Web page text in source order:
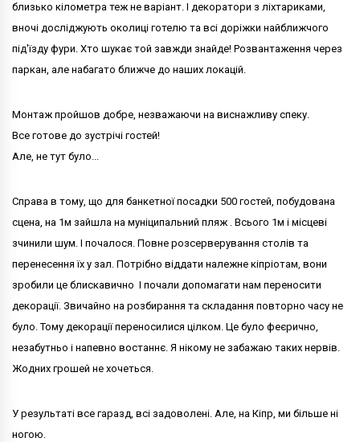
близько кілометра теж не варіант. І декоратори з ліхтариками,
вночі досліджують околиці готелю та всі доріжки найближчого
під'їзду фури. Хто шукає той завжди знайде! Розвантаження через
паркан, але набагато ближче до наших локацій.
Монтаж пройшов добре, незважаючи на виснажливу спеку.
Все готове до зустрічі гостей!
Але, не тут було...
Справа в тому, що для банкетної посадки 500 гостей, побудована
сцена, на 1м зайшла на муніципальний пляж . Всього 1м і місцеві
зчинили шум. І почалося. Повне розсерверування столів та
перенесення їх у зал. Потрібно віддати належне кіпріотам, вони
зробили це блискавично І почали допомагати нам переносити
декорації. Звичайно на розбирання та складання повторно часу не
було. Тому декорації переносилися цілком. Це було феєрично,
незабутньо і напевно востаннє. Я нікому не забажаю таких нервів.
Жодних грошей не хочеться.
У результаті все гаразд, всі задоволені. Але, на Кіпр, ми більше ні
ногою.